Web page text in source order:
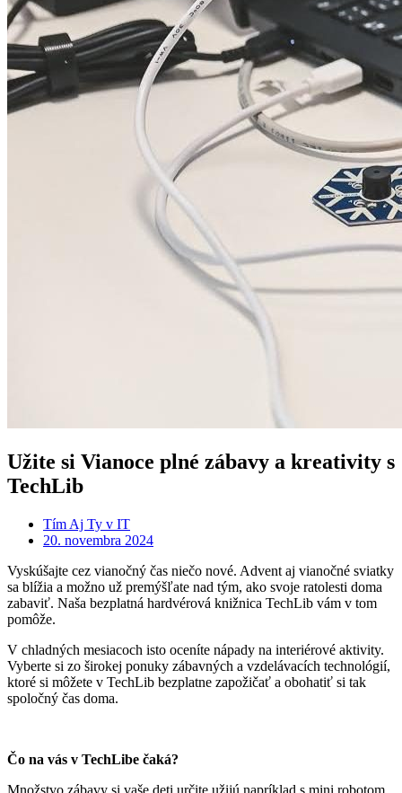
Užite si Vianoce plné zábavy a kreativity s
TechLib
Tím Aj Ty v IT
20. novembra 2024
Vyskúšajte cez vianočný čas niečo nové. Advent aj vianočné sviatky
sa blížia a možno už premýšľate nad tým, ako svoje ratolesti doma
zabaviť. Naša bezplatná hardvérová knižnica TechLib vám v tom
pomôže.
V chladných mesiacoch isto oceníte nápady na interiérové aktivity.
Vyberte si zo širokej ponuky zábavných a vzdelávacích technológií,
ktoré si môžete v TechLib bezplatne zapožičať a obohatiť si tak
spoločný čas doma.
Čo na vás v TechLibe čaká?
Množstvo zábavy si vaše deti určite užijú napríklad s mini robotom